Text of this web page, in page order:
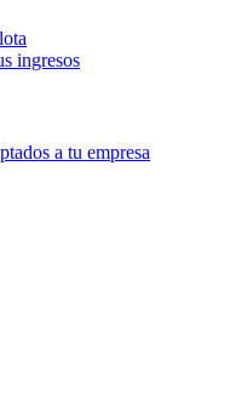
ingresos
a tu empresa